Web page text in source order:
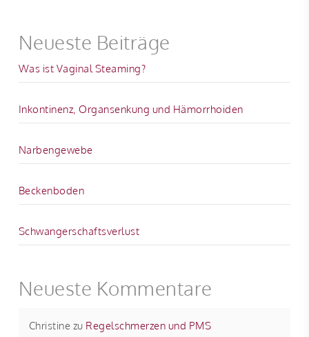
Neueste Beiträge
Was ist Vaginal Steaming?
Inkontinenz, Organsenkung und Hämorrhoiden
Narbengewebe
Beckenboden
Schwangerschaftsverlust
Neueste Kommentare
Christine zu Regelschmerzen und PMS